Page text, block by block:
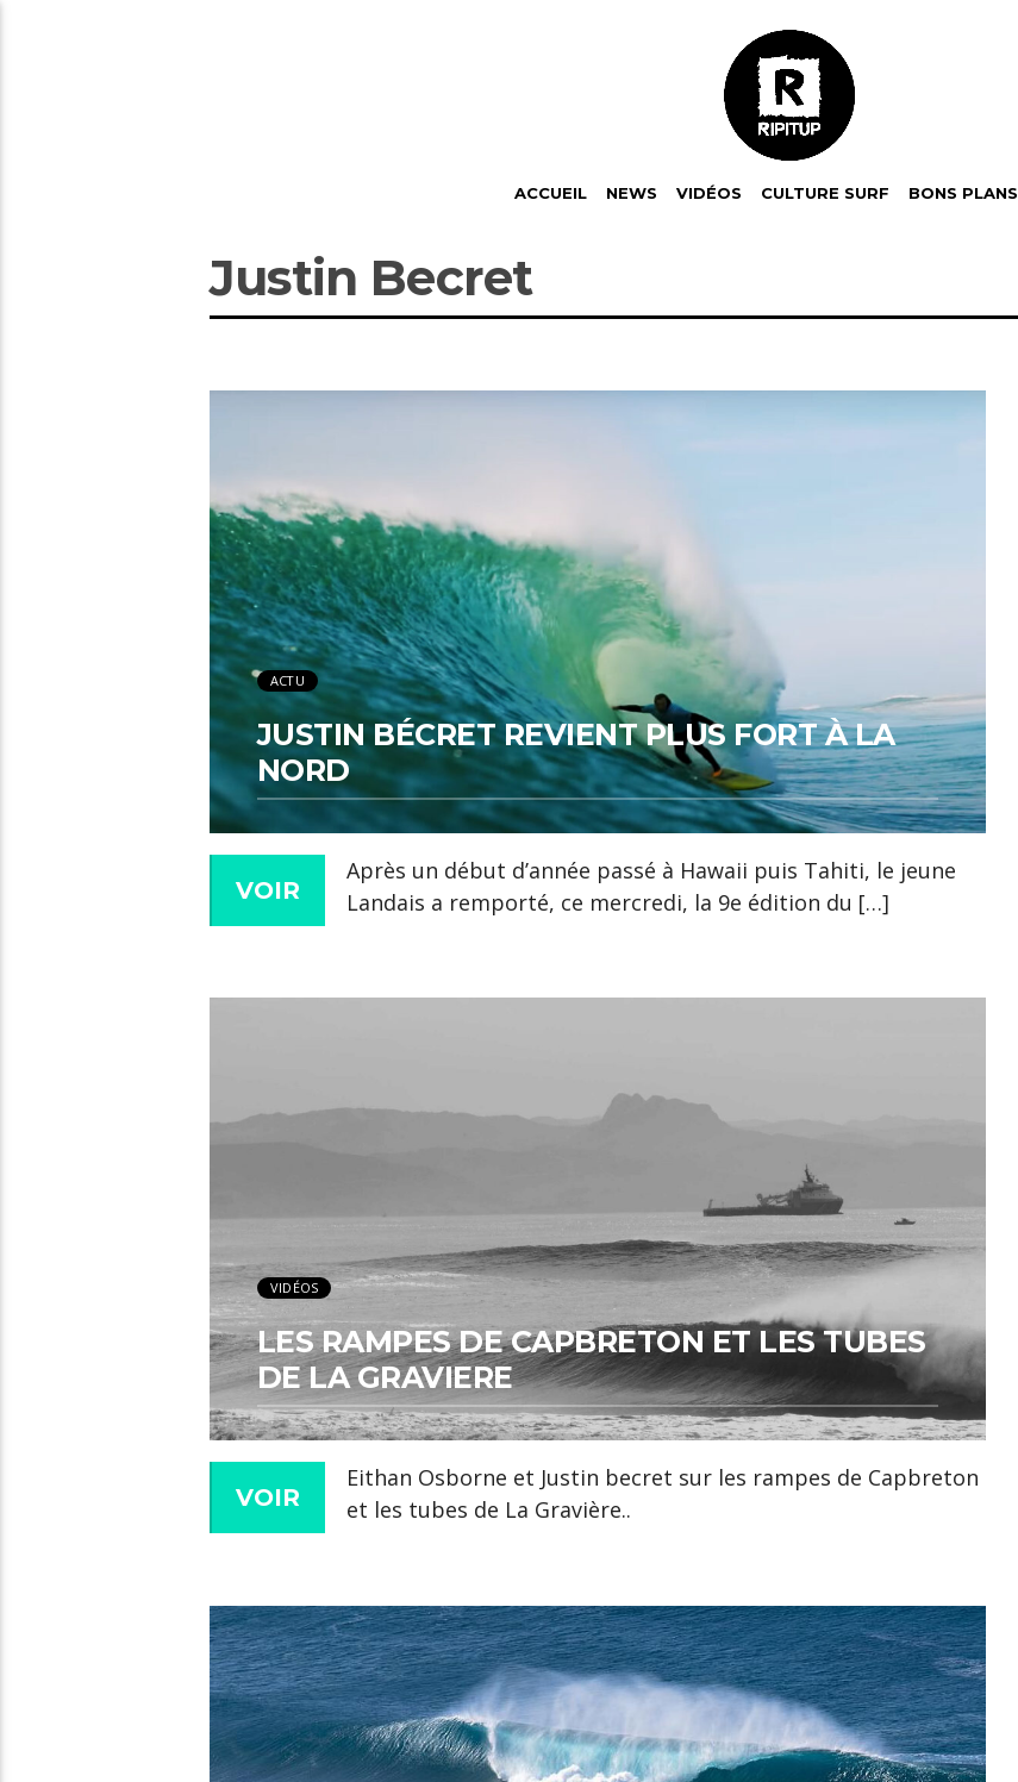
ACCUEIL NEWS VIDÉOS CULTURE SURF BONS PLANS
Justin Becret
ACTU
JUSTIN BÉCRET REVIENT PLUS FORT À LA
NORD
VOIR
Après un début d’année passé à Hawaii puis Tahiti, le jeune
Landais a remporté, ce mercredi, la 9e édition du […]
VIDÉOS
LES RAMPES DE CAPBRETON ET LES TUBES
DE LA GRAVIERE
VOIR
Eithan Osborne et Justin becret sur les rampes de Capbreton
et les tubes de La Gravière..